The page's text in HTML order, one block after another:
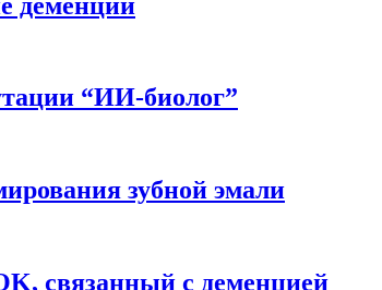
“ИИ-биолог”
зубной эмали
связанный с деменцией